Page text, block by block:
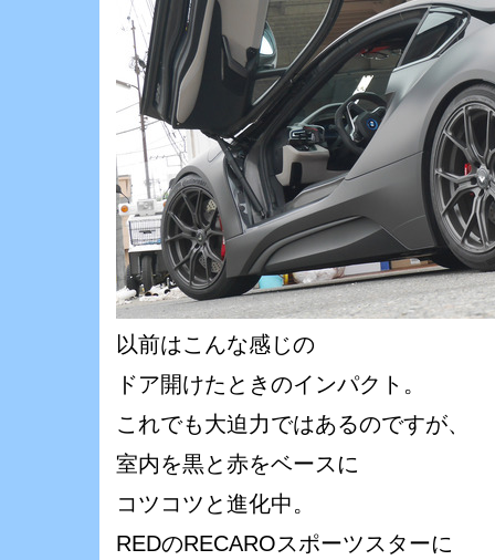
以前はこんな感じの
ドア開けたときのインパクト。
これでも大迫力ではあるのですが、
室内を黒と赤をベースに
コツコツと進化中。
REDのRECAROスポーツスターに